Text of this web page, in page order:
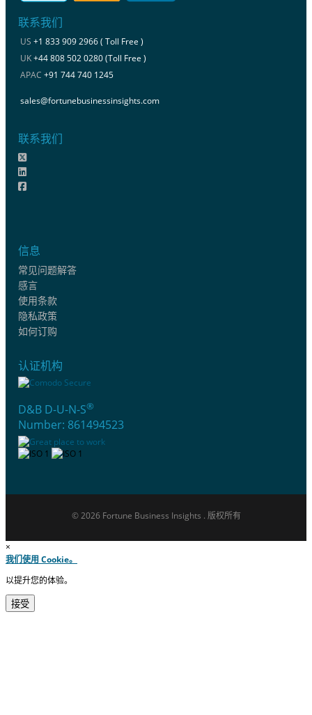
联系我们
US +1 833 909 2966 ( Toll Free )
UK+44 808 502 0280 (Toll Free )
APAC +91 744 740 1245
sales@fortunebusinessinsights.com
联系我们
信息
常见问题解答
感言
使用条款
隐私政策
如何订购
认证机构
D&B D-U-N-S®
Number: 861494523
© 2026 Fortune Business Insights . 版权所有
×
我们使用 Cookie。
以提升您的体验。
接受